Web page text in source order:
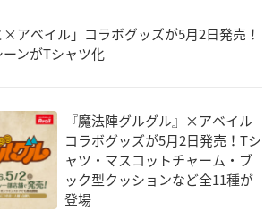
×アベイル」コラボグッズが5月2日発売！
ンがTシャツ化
『魔法陣グルグル』×アベイル
コラボグッズが5月2日発売！Tシ
ャツ・マスコットチャーム・ブ
ック型クッションなど全11種が
登場